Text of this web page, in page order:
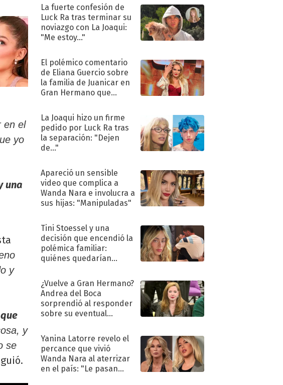
en el
yo
una
y
y
se
La fuerte confesión de
Luck Ra tras terminar su
noviazgo con La Joaqui:
"Me estoy..."
El polémico comentario
de Eliana Guercio sobre
la familia de Juanicar en
Gran Hermano que
La Joaqui hizo un firme
pedido por Luck Ra tras
la separación: "Dejen
de..."
Apareció un sensible
video que complica a
Wanda Nara e involucra a
sus hijas: "Manipuladas"
Tini Stoessel y una
decisión que encendió la
polémica familiar:
quiénes quedarían
¿Vuelve a Gran Hermano?
Andrea del Boca
sorprendió al responder
sobre su eventual
Yanina Latorre revelo el
percance que vivió
Wanda Nara al aterrizar
en el país: "Le pasan